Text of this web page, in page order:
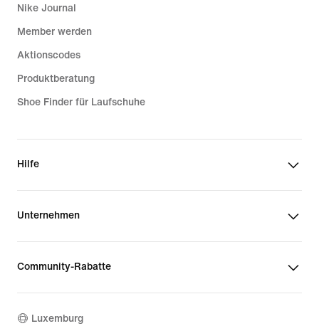
Nike Journal
Member werden
Aktionscodes
Produktberatung
Shoe Finder für Laufschuhe
Hilfe
Unternehmen
Community-Rabatte
Luxemburg